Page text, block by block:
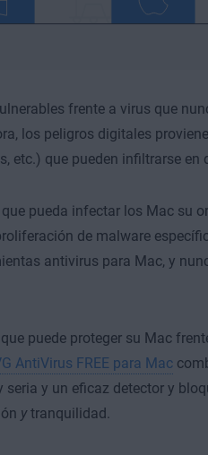
frente a virus que
los peligros digitales
etc.) que pueden infiltrarse en
pueda infectar los Mac su
de malware
antivirus para Mac, y
puede proteger su Mac
AntiVirus FREE para Mac
y un eficaz detector y
ytranquilidad.